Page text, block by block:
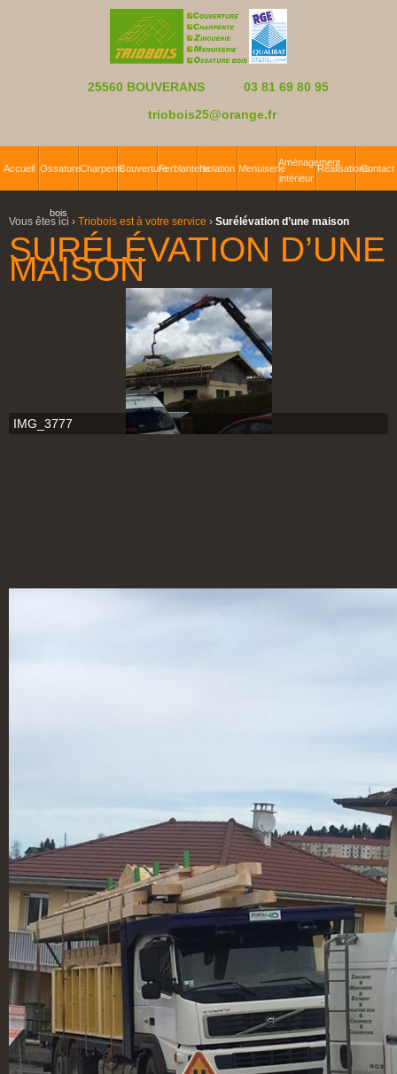
25560 BOUVERANS
03 81 69 80 95
triobois25@orange.fr
Accueil Ossature
bois
CharpenteCouvertureFerblanterieIsolation Menuiserie
Aménagement
intérieur
RéalisationsContact
Vous êtes ici › Triobois est à votre service › Surélévation d’une maison
SURÉLÉVATION D’UNE
MAISON
IMG_3777